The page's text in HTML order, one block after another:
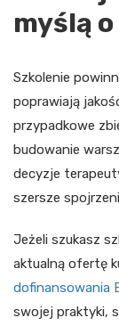
myślą
Szkolenie
poprawiają
przypadkowe
budowanie
decyzje
szersze
Jeżeli szukasz
aktualną ofertę
dofinansowania
swojej praktyki,